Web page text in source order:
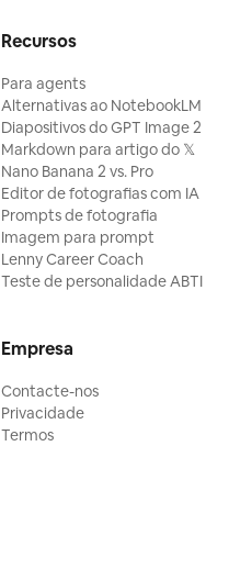
Recursos
Para agents
Alternativas ao NotebookLM
Diapositivos do GPT Image 2
Markdown para artigo do 𝕏
Nano Banana 2 vs. Pro
Editor de fotografias com IA
Prompts de fotografia
Imagem para prompt
Lenny Career Coach
Teste de personalidade ABTI
Empresa
Contacte-nos
Privacidade
Termos